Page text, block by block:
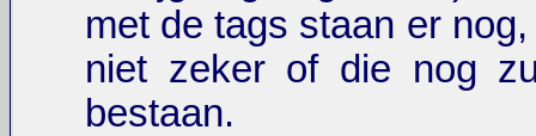
met de tags staan er
niet zeker of die nog
bestaan.